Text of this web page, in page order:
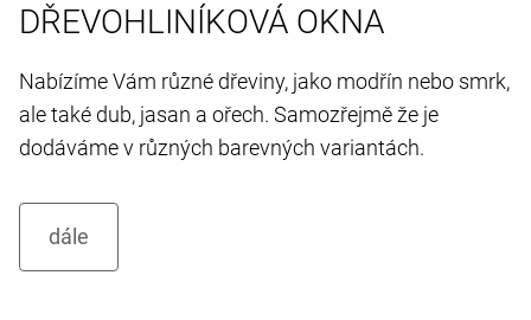
DŘEVOHLINÍKOVÁ OKNA
Nabízíme Vám různé dřeviny, jako modřín nebo smrk,
ale také dub, jasan a ořech. Samozřejmě že je
dodáváme v různých barevných variantách.